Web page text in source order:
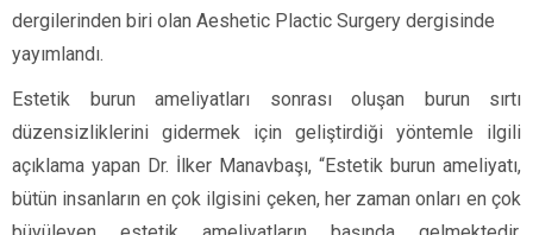
dergilerinden biri olan Aeshetic Plactic Surgery dergisinde
yayımlandı.
Estetik burun ameliyatları sonrası oluşan burun sırtı
düzensizliklerini gidermek için geliştirdiği yöntemle ilgili
açıklama yapan Dr. İlker Manavbaşı, “Estetik burun ameliyatı,
bütün insanların en çok ilgisini çeken, her zaman onları en çok